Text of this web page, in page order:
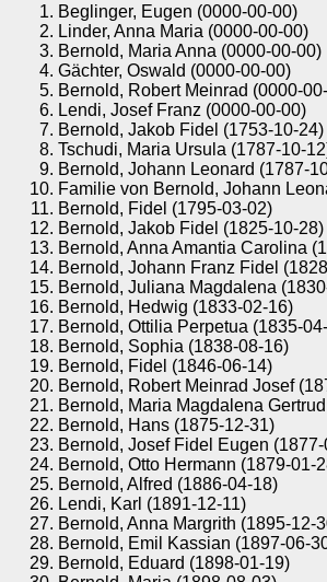
Beglinger, Eugen (0000-00-00)
Linder, Anna Maria (0000-00-00)
Bernold, Maria Anna (0000-00-00)
Gächter, Oswald (0000-00-00)
Bernold, Robert Meinrad (0000-
Lendi, Josef Franz (0000-00-00)
Bernold, Jakob Fidel (1753-10-24)
Tschudi, Maria Ursula (1787-10-
Bernold, Johann Leonard (1787-
Familie von Bernold, Johann
Bernold, Fidel (1795-03-02)
Bernold, Jakob Fidel (1825-10-28)
Bernold, Anna Amantia Carolina
Bernold, Johann Franz Fidel
Bernold, Juliana Magdalena
Bernold, Hedwig (1833-02-16)
Bernold, Ottilia Perpetua (1835-
Bernold, Sophia (1838-08-16)
Bernold, Fidel (1846-06-14)
Bernold, Robert Meinrad Josef
Bernold, Maria Magdalena
Bernold, Hans (1875-12-31)
Bernold, Josef Fidel Eugen
Bernold, Otto Hermann (1879-01-
Bernold, Alfred (1886-04-18)
Lendi, Karl (1891-12-11)
Bernold, Anna Margrith (1895-12-
Bernold, Emil Kassian (1897-06-
Bernold, Eduard (1898-01-19)